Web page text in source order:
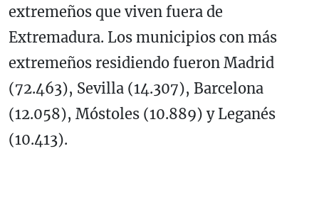
extremeños que viven fuera de
Extremadura. Los municipios con más
extremeños residiendo fueron Madrid
(72.463), Sevilla (14.307), Barcelona
(12.058), Móstoles (10.889) y Leganés
(10.413).